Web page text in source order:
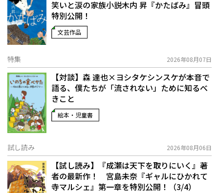
笑いと涙の家族小説――木内 昇『かたばみ』冒頭
特別公開！
文芸作品
特集 2026年08月07日
【対談】森 達也×ヨシタケシンスケが本音で
語る、僕たちが「流されない」ために知るべ
きこと
絵本・児童書
試し読み 2026年08月06日
【試し読み】『成瀬は天下を取りにいく』著
者の最新作！ 宮島未奈『ギャルにひかれて
寺マルシェ』第一章を特別公開！（3/4）